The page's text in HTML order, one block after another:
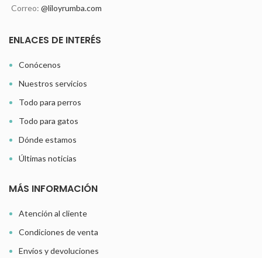
Correo: @liloyrumba.com
ENLACES DE INTERÉS
Conócenos
Nuestros servicios
Todo para perros
Todo para gatos
Dónde estamos
Últimas noticias
MÁS INFORMACIÓN
Atención al cliente
Condiciones de venta
Envíos y devoluciones